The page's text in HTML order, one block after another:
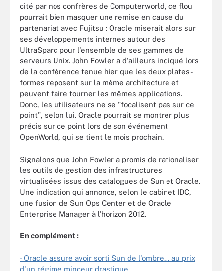
cité par nos confrères de Computerworld, ce flou
pourrait bien masquer une remise en cause du
partenariat avec Fujitsu : Oracle miserait alors sur
ses développements internes autour des
UltraSparc pour l'ensemble de ses gammes de
serveurs Unix. John Fowler a d'ailleurs indiqué lors
de la conférence tenue hier que les deux plates-
formes reposent sur la même architecture et
peuvent faire tourner les mêmes applications.
Donc, les utilisateurs ne se "focalisent pas sur ce
point", selon lui. Oracle pourrait se montrer plus
précis sur ce point lors de son événement
OpenWorld, qui se tient le mois prochain.
Signalons que John Fowler a promis de rationaliser
les outils de gestion des infrastructures
virtualisées issus des catalogues de Sun et Oracle.
Une indication qui annonce, selon le cabinet IDC,
une fusion de Sun Ops Center et de Oracle
Enterprise Manager à l'horizon 2012.
En complément :
- Oracle assure avoir sorti Sun de l'ombre... au prix
d'un régime minceur drastique